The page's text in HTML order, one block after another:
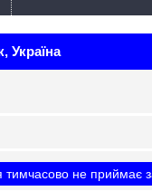
Україна
тимчасово не приймає